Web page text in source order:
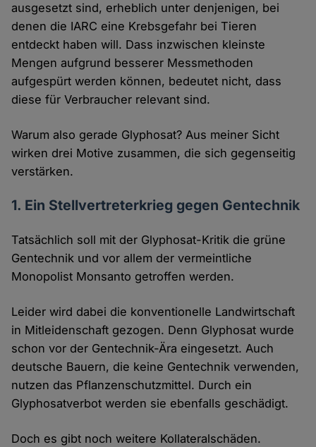
ausgesetzt sind, erheblich unter denjenigen, bei
denen die IARC eine Krebsgefahr bei Tieren
entdeckt haben will. Dass inzwischen kleinste
Mengen aufgrund besserer Messmethoden
aufgespürt werden können, bedeutet nicht, dass
diese für Verbraucher relevant sind.
Warum also gerade Glyphosat? Aus meiner Sicht
wirken drei Motive zusammen, die sich gegenseitig
verstärken.
1. Ein Stellvertreterkrieg gegen Gentechnik
Tatsächlich soll mit der Glyphosat-Kritik die grüne
Gentechnik und vor allem der vermeintliche
Monopolist Monsanto getroffen werden.
Leider wird dabei die konventionelle Landwirtschaft
in Mitleidenschaft gezogen. Denn Glyphosat wurde
schon vor der Gentechnik-Ära eingesetzt. Auch
deutsche Bauern, die keine Gentechnik verwenden,
nutzen das Pflanzenschutzmittel. Durch ein
Glyphosatverbot werden sie ebenfalls geschädigt.
Doch es gibt noch weitere Kollateralschäden.